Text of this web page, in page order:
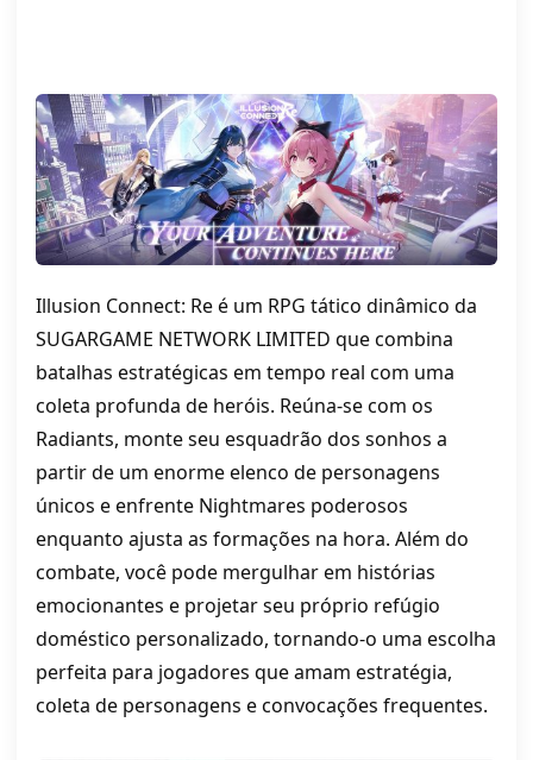
Illusion Connect: Re é um RPG tático dinâmico da
SUGARGAME NETWORK LIMITED que combina
batalhas estratégicas em tempo real com uma
coleta profunda de heróis. Reúna-se com os
Radiants, monte seu esquadrão dos sonhos a
partir de um enorme elenco de personagens
únicos e enfrente Nightmares poderosos
enquanto ajusta as formações na hora. Além do
combate, você pode mergulhar em histórias
emocionantes e projetar seu próprio refúgio
doméstico personalizado, tornando-o uma escolha
perfeita para jogadores que amam estratégia,
coleta de personagens e convocações frequentes.